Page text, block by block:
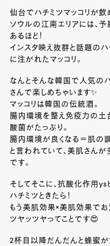
仙台でハチミツマッコリが
ソウルの江南エリアには、
あるほど！
インスタ映え抜群と話題の
に注がれたマッコリ。
なんとそんな韓国で人気のハ
さんで楽しめちゃいます✨
マッコリは韓国の伝統酒。
腸内環境を整え免疫力の土
酸菌がたっぷり。
腸内環境が良くなる＝肌の
と言われていて、美肌さん
です。
そしてそこに、抗酸化作用ys
ハチミツときたら！
もう美肌効果×美肌効果で
ツヤッツヤってことです😍
2杯目以降だんだんと蜂蜜が